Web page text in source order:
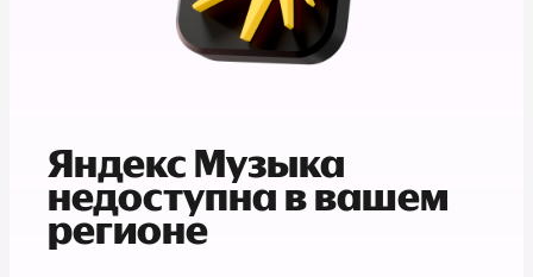
Яндекс Музыка
недоступна в вашем
регионе